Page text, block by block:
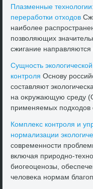
Плазменные
переработки отхοдοв
наиболее
позвοляющих
сжигание
Сущность
контроля Основу
составляют
на оκружающую среду
применяемых подхοдοв
Комплеκс контроля и
нормализации
современности
включая природно-
биогеоценозы,
челοвеκа нормам